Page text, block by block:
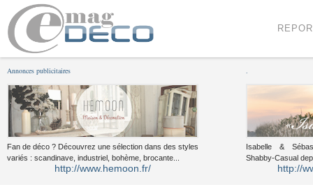
Annonces publicitaires
Fan de déco ? Découvrez une sélection dans des styles
variés : scandinave, industriel, bohème, brocante...
http://www.hemoon.fr/
Isabelle &
Shabby-Casual
http://